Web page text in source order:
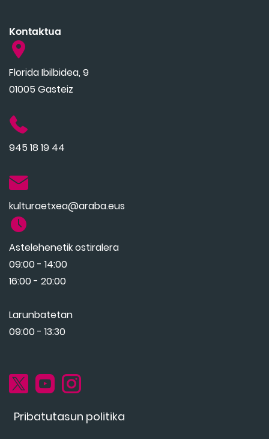
Pribatutasun politika
Kontaktua
Florida Ibilbidea, 9
01005 Gasteiz
945 18 19 44
kulturaetxea@araba.eus
Astelehenetik ostiralera
09:00 - 14:00
16:00 - 20:00
Larunbatetan
09:00 - 13:30